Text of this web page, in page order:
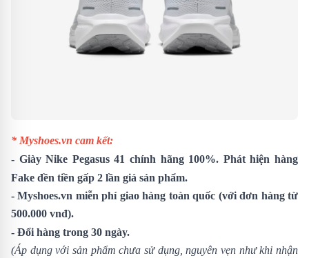
* Myshoes.vn cam kết:
- GiàyNike Pegasus 41 chính hãng 100%. Phát hiện hàng
Fake đền tiền gấp 2 lần giá sản phẩm.
- Myshoes.vn miễn phí giao hàng toàn quốc (với đơn hàng từ
500.000 vnđ).
- Đổi hàng trong 30 ngày.
(Áp dụng với sản phẩm chưa sử dụng, nguyên vẹn như khi nhận